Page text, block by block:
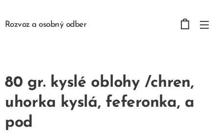
Rozvoz a osobný odber
80 gr. kyslé oblohy /chren,
uhorka kyslá, feferonka, a
pod